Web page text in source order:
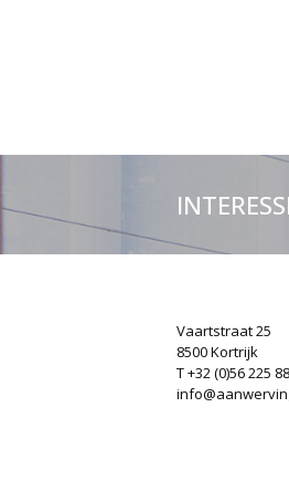
Vaartstraat 25
8500 Kortrijk
T +32 (0)56 225